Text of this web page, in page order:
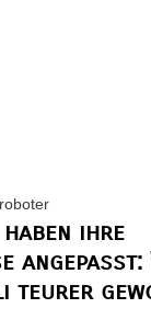
ihre
angepasst:
teurer